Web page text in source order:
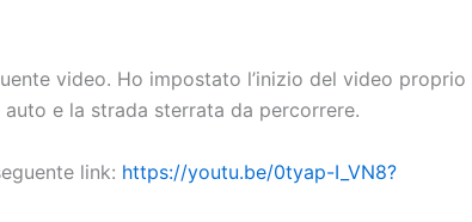
video. Ho impostato l’inizio del video proprio
e la strada sterrata da percorrere.
link: https://youtu.be/0tyap-I_VN8?